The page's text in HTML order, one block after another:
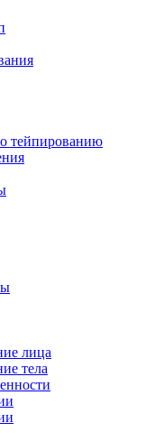
тейпированию
лица
тела